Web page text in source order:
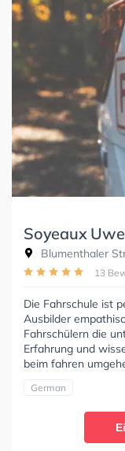
Soyeaux
Blumenthaler
13
Die Fahrschule ist
Ausbilder
Fahrschülern die
Erfahrung und
beim fahren
German